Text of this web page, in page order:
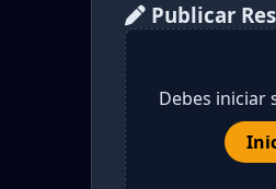
Publicar
Debes iniciar